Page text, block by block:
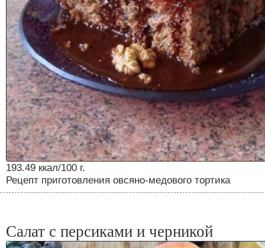
193.49 ккал/100 г.
Рецепт приготовления овсяно-медового тортика
Салат с персиками и черникой